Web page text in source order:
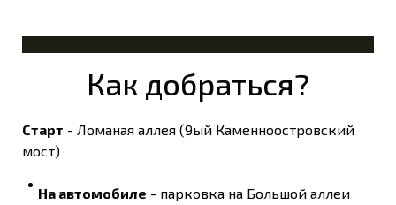
Как добраться?
Старт - Ломаная аллея (9ый Каменноостровский
мост)
На автомобиле - парковка на Большой аллеи